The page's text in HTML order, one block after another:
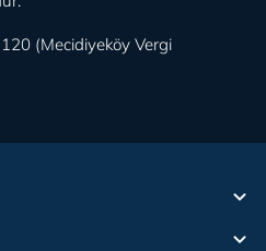
(Mecidiyeköy Vergi